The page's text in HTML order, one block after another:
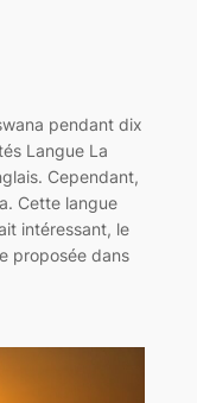
pendant dix
Langue La
Cependant,
Cette langue
intéressant, le
proposée dans